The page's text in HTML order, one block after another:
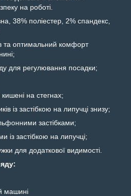
на роботі.
38% поліестер, 2% спандекс,
та оптимальний комфорт
для регулювання посадки;
на стегнах;
із застібкою на липучці знизу;
застібками;
із застібкою на липучці;
для додаткової видимості.
машині